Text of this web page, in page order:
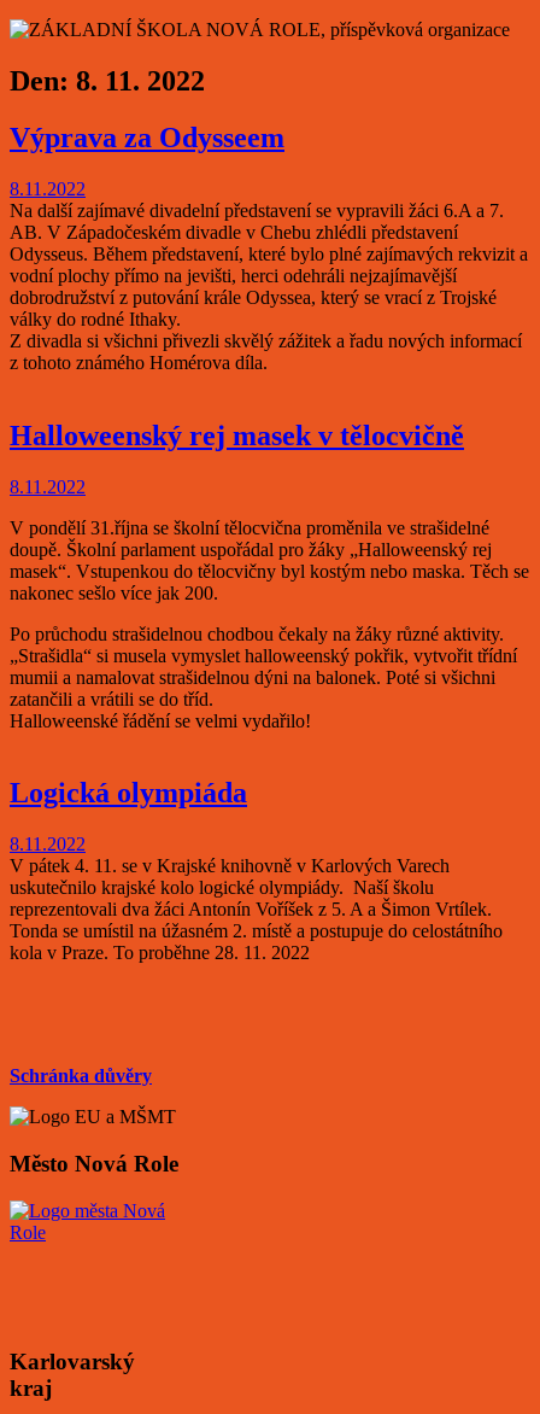
Den: 8. 11. 2022
Výprava za Odysseem
8.11.2022
Na další zajímavé divadelní představení se vypravili žáci 6.A a 7.
AB. V Západočeském divadle v Chebu zhlédli představení
Odysseus. Během představení, které bylo plné zajímavých rekvizit a
vodní plochy přímo na jevišti, herci odehráli nejzajímavější
dobrodružství z putování krále Odyssea, který se vrací z Trojské
války do rodné Ithaky.
Z divadla si všichni přivezli skvělý zážitek a řadu nových informací
z tohoto známého Homérova díla.
Halloweenský rej masek v tělocvičně
8.11.2022
V pondělí 31.října se školní tělocvična proměnila ve strašidelné
doupě. Školní parlament uspořádal pro žáky „Halloweenský rej
masek“. Vstupenkou do tělocvičny byl kostým nebo maska. Těch se
nakonec sešlo více jak 200.
Po průchodu strašidelnou chodbou čekaly na žáky různé aktivity.
„Strašidla“ si musela vymyslet halloweenský pokřik, vytvořit třídní
mumii a namalovat strašidelnou dýni na balonek. Poté si všichni
zatančili a vrátili se do tříd.
Halloweenské řádění se velmi vydařilo!
Logická olympiáda
8.11.2022
V pátek 4. 11. se v Krajské knihovně v Karlových Varech
uskutečnilo krajské kolo logické olympiády. Naší školu
reprezentovali dva žáci Antonín Voříšek z 5. A a Šimon Vrtílek.
Tonda se umístil na úžasném 2. místě a postupuje do celostátního
kola v Praze. To proběhne 28. 11. 2022
Schránka důvěry
Město Nová Role
Karlovarský
kraj